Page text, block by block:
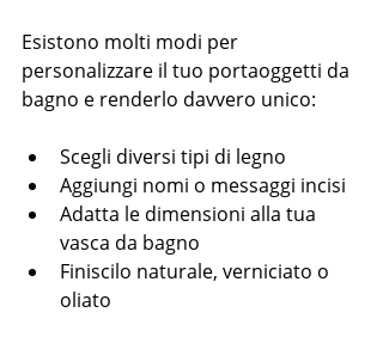
Esistono molti modi per
personalizzare il tuo portaoggetti da
bagno e renderlo davvero unico:
Scegli diversi tipi di legno
Aggiungi nomi o messaggi incisi
Adatta le dimensioni alla tua
vasca da bagno
Finiscilo naturale, verniciato o
oliato